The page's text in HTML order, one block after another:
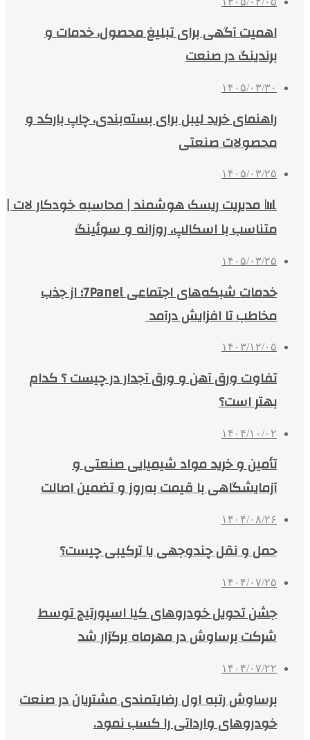
اهمیت آگهی برای تبلیغ محصول، خدمات و
برندینگ در صنعت
۱۴۰۵/۰۳/۳۰
راهنمای خرید لیبل برای بسته‌بندی، چاپ بارکد و
محصولات صنعتی
۱۴۰۵/۰۳/۲۵
📊 مدیریت ریسک هوشمند | محاسبه خودکار لات |
متناسب با اسکالپ، روزانه و سوئینگ
۱۴۰۵/۰۳/۲۵
خدمات شبکه‌های اجتماعی 7Panel؛ از جذب
مخاطب تا افزایش درآمد
۱۴۰۳/۱۲/۰۵
تفاوت ورق آهن و ورق آجدار در چیست ؟ کدام
بهتر است؟
۱۴۰۴/۱۰/۰۲
تأمین و خرید مواد شیمیایی صنعتی و
آزمایشگاهی با قیمت به‌روز و تضمین اصالت
۱۴۰۴/۰۸/۲۶
حمل و نقل چندوجهی یا ترکیبی چیست؟
۱۴۰۴/۰۷/۲۵
جشن تحویل خودروهای کیا اسپورتیج توسط
شرکت برساوش در مهرماه برگزار شد
۱۴۰۴/۰۷/۲۲
برساوش رتبه اول رضایتمندی مشتریان در صنعت
خودروهای وارداتی را کسب نمود.